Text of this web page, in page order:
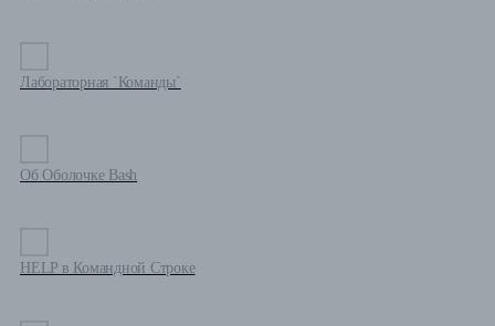
Лабораторная `Команды`
Об Оболочке Bash
HELP в Командной Строке